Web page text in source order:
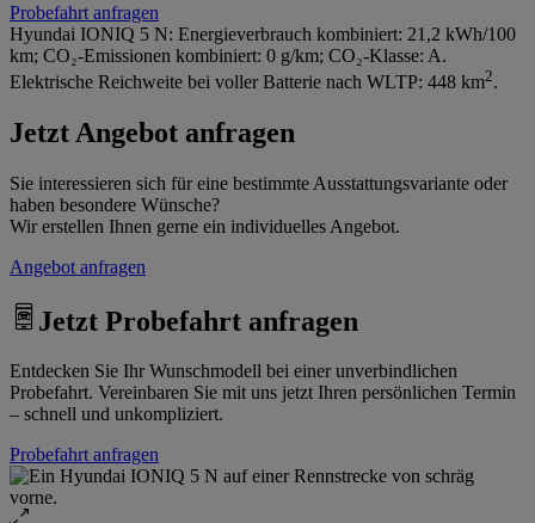
Probefahrt anfragen
Hyundai IONIQ 5 N: Energieverbrauch kombiniert: 21,2 kWh/100
km; CO₂-Emissionen kombiniert: 0 g/km; CO₂-Klasse: A.
Elektrische Reichweite bei voller Batterie nach WLTP: 448 km2.
Jetzt Angebot anfragen
Sie interessieren sich für eine bestimmte Ausstattungsvariante oder
haben besondere Wünsche?
Wir erstellen Ihnen gerne ein individuelles Angebot.
Angebot anfragen
Jetzt Probefahrt anfragen
Entdecken Sie Ihr Wunschmodell bei einer unverbindlichen
Probefahrt. Vereinbaren Sie mit uns jetzt Ihren persönlichen Termin
– schnell und unkompliziert.
Probefahrt anfragen